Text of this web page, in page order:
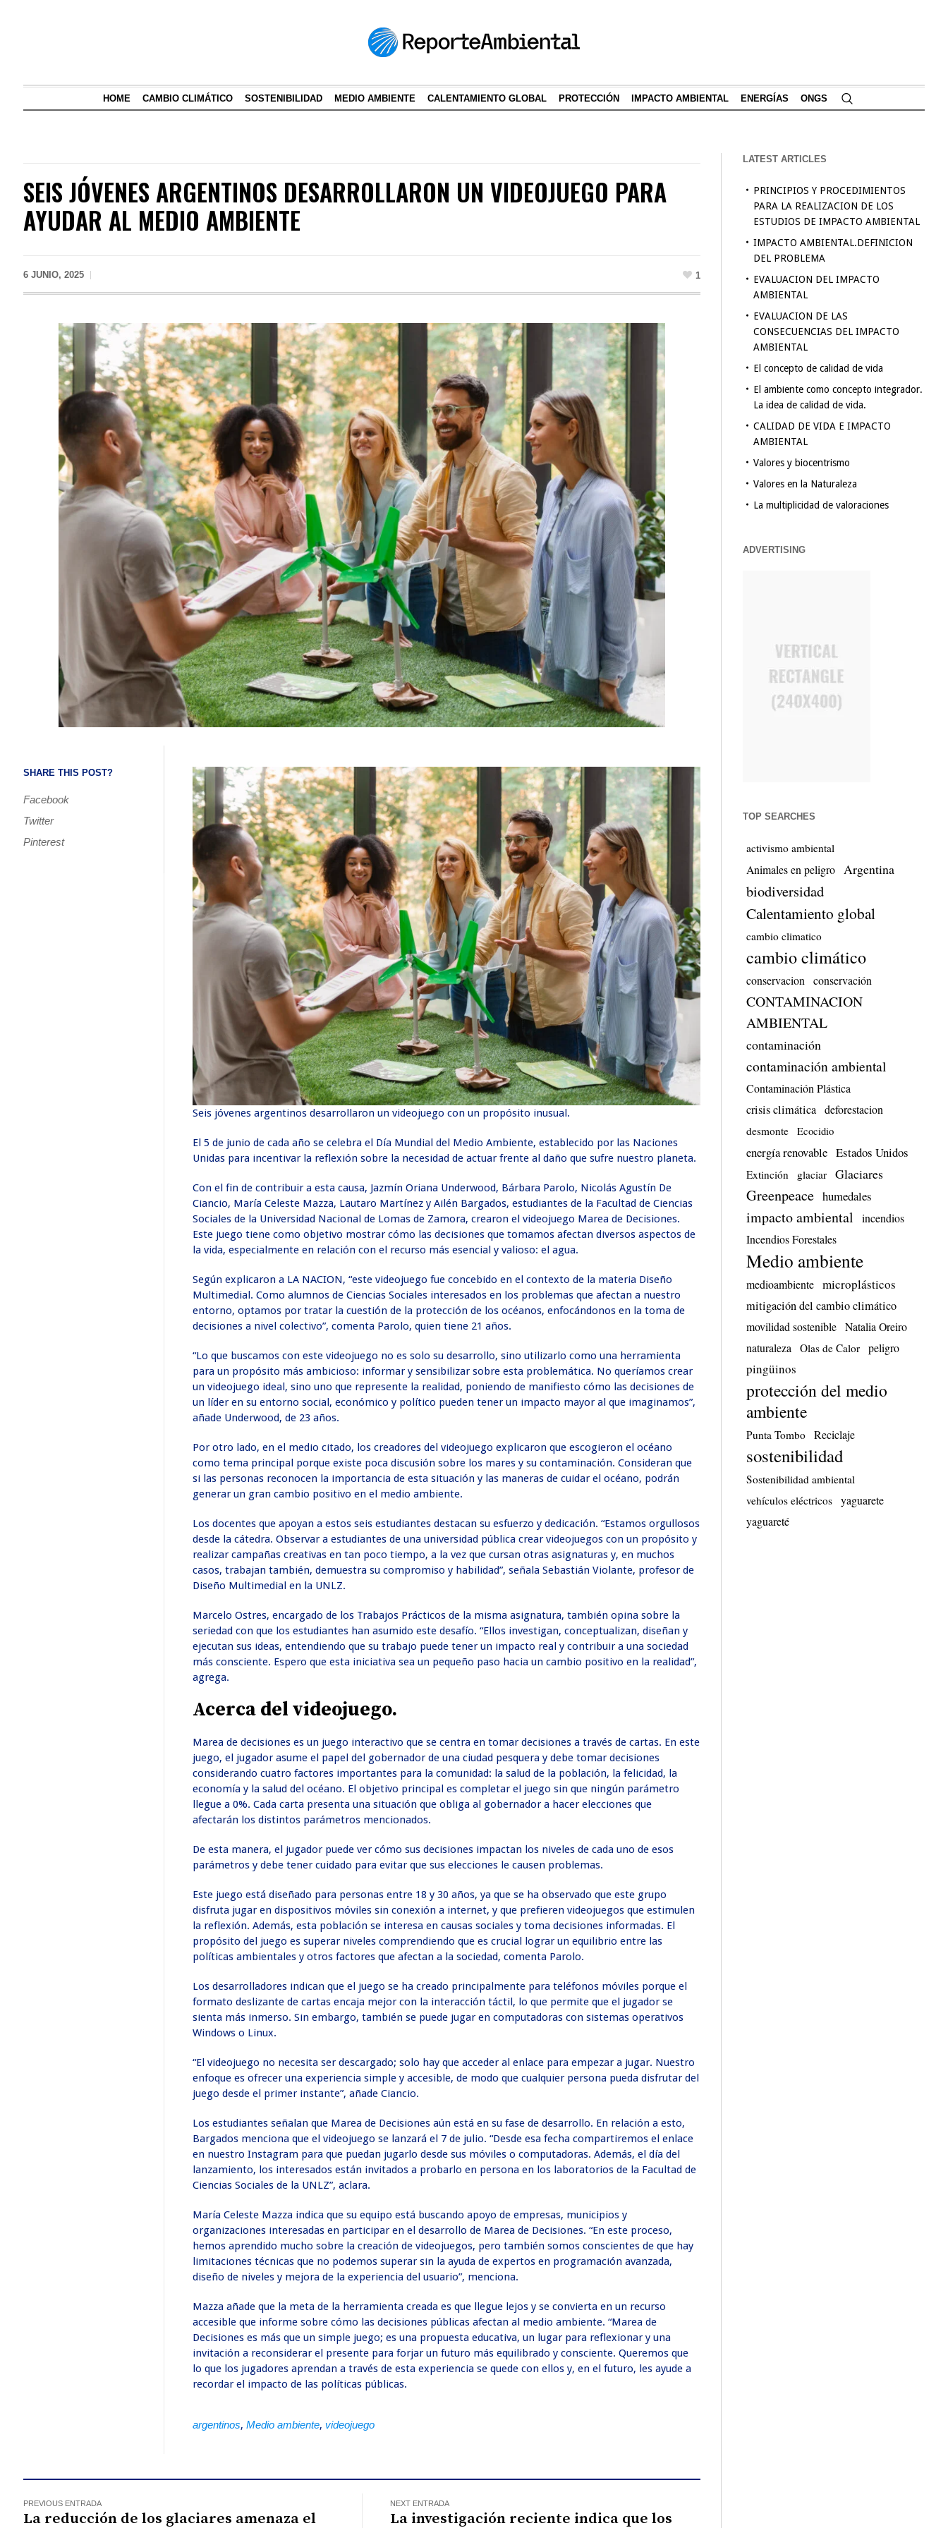
HOME CAMBIO CLIMÁTICO SOSTENIBILIDAD MEDIO AMBIENTE CALENTAMIENTO GLOBAL PROTECCIÓN IMPACTO AMBIENTAL ENERGÍAS ONGS
SEIS JÓVENES ARGENTINOS DESARROLLARON UN VIDEOJUEGO PARA
AYUDAR AL MEDIO AMBIENTE
6 JUNIO, 2025 1
SHARE THIS POST?
Facebook
Twitter
Pinterest
Seis jóvenes argentinos desarrollaron un videojuego con un propósito inusual.
El 5 de junio de cada año se celebra el Día Mundial del Medio Ambiente, establecido por las Naciones
Unidas para incentivar la reflexión sobre la necesidad de actuar frente al daño que sufre nuestro planeta.
Con el fin de contribuir a esta causa, Jazmín Oriana Underwood, Bárbara Parolo, Nicolás Agustín De
Ciancio, María Celeste Mazza, Lautaro Martínez y Ailén Bargados, estudiantes de la Facultad de Ciencias
Sociales de la Universidad Nacional de Lomas de Zamora, crearon el videojuego Marea de Decisiones.
Este juego tiene como objetivo mostrar cómo las decisiones que tomamos afectan diversos aspectos de
la vida, especialmente en relación con el recurso más esencial y valioso: el agua.
Según explicaron a LA NACION, “este videojuego fue concebido en el contexto de la materia Diseño
Multimedial. Como alumnos de Ciencias Sociales interesados en los problemas que afectan a nuestro
entorno, optamos por tratar la cuestión de la protección de los océanos, enfocándonos en la toma de
decisiones a nivel colectivo”, comenta Parolo, quien tiene 21 años.
“Lo que buscamos con este videojuego no es solo su desarrollo, sino utilizarlo como una herramienta
para un propósito más ambicioso: informar y sensibilizar sobre esta problemática. No queríamos crear
un videojuego ideal, sino uno que represente la realidad, poniendo de manifiesto cómo las decisiones de
un líder en su entorno social, económico y político pueden tener un impacto mayor al que imaginamos”,
añade Underwood, de 23 años.
Por otro lado, en el medio citado, los creadores del videojuego explicaron que escogieron el océano
como tema principal porque existe poca discusión sobre los mares y su contaminación. Consideran que
si las personas reconocen la importancia de esta situación y las maneras de cuidar el océano, podrán
generar un gran cambio positivo en el medio ambiente.
Los docentes que apoyan a estos seis estudiantes destacan su esfuerzo y dedicación. “Estamos orgullosos
desde la cátedra. Observar a estudiantes de una universidad pública crear videojuegos con un propósito y
realizar campañas creativas en tan poco tiempo, a la vez que cursan otras asignaturas y, en muchos
casos, trabajan también, demuestra su compromiso y habilidad”, señala Sebastián Violante, profesor de
Diseño Multimedial en la UNLZ.
Marcelo Ostres, encargado de los Trabajos Prácticos de la misma asignatura, también opina sobre la
seriedad con que los estudiantes han asumido este desafío. “Ellos investigan, conceptualizan, diseñan y
ejecutan sus ideas, entendiendo que su trabajo puede tener un impacto real y contribuir a una sociedad
más consciente. Espero que esta iniciativa sea un pequeño paso hacia un cambio positivo en la realidad”,
agrega.
Acerca del videojuego.
Marea de decisiones es un juego interactivo que se centra en tomar decisiones a través de cartas. En este
juego, el jugador asume el papel del gobernador de una ciudad pesquera y debe tomar decisiones
considerando cuatro factores importantes para la comunidad: la salud de la población, la felicidad, la
economía y la salud del océano. El objetivo principal es completar el juego sin que ningún parámetro
llegue a 0%. Cada carta presenta una situación que obliga al gobernador a hacer elecciones que
afectarán los distintos parámetros mencionados.
De esta manera, el jugador puede ver cómo sus decisiones impactan los niveles de cada uno de esos
parámetros y debe tener cuidado para evitar que sus elecciones le causen problemas.
Este juego está diseñado para personas entre 18 y 30 años, ya que se ha observado que este grupo
disfruta jugar en dispositivos móviles sin conexión a internet, y que prefieren videojuegos que estimulen
la reflexión. Además, esta población se interesa en causas sociales y toma decisiones informadas. El
propósito del juego es superar niveles comprendiendo que es crucial lograr un equilibrio entre las
políticas ambientales y otros factores que afectan a la sociedad, comenta Parolo.
Los desarrolladores indican que el juego se ha creado principalmente para teléfonos móviles porque el
formato deslizante de cartas encaja mejor con la interacción táctil, lo que permite que el jugador se
sienta más inmerso. Sin embargo, también se puede jugar en computadoras con sistemas operativos
Windows o Linux.
“El videojuego no necesita ser descargado; solo hay que acceder al enlace para empezar a jugar. Nuestro
enfoque es ofrecer una experiencia simple y accesible, de modo que cualquier persona pueda disfrutar del
juego desde el primer instante”, añade Ciancio.
Los estudiantes señalan que Marea de Decisiones aún está en su fase de desarrollo. En relación a esto,
Bargados menciona que el videojuego se lanzará el 7 de julio. “Desde esa fecha compartiremos el enlace
en nuestro Instagram para que puedan jugarlo desde sus móviles o computadoras. Además, el día del
lanzamiento, los interesados están invitados a probarlo en persona en los laboratorios de la Facultad de
Ciencias Sociales de la UNLZ”, aclara.
María Celeste Mazza indica que su equipo está buscando apoyo de empresas, municipios y
organizaciones interesadas en participar en el desarrollo de Marea de Decisiones. “En este proceso,
hemos aprendido mucho sobre la creación de videojuegos, pero también somos conscientes de que hay
limitaciones técnicas que no podemos superar sin la ayuda de expertos en programación avanzada,
diseño de niveles y mejora de la experiencia del usuario”, menciona.
Mazza añade que la meta de la herramienta creada es que llegue lejos y se convierta en un recurso
accesible que informe sobre cómo las decisiones públicas afectan al medio ambiente. “Marea de
Decisiones es más que un simple juego; es una propuesta educativa, un lugar para reflexionar y una
invitación a reconsiderar el presente para forjar un futuro más equilibrado y consciente. Queremos que
lo que los jugadores aprendan a través de esta experiencia se quede con ellos y, en el futuro, les ayude a
recordar el impacto de las políticas públicas.
argentinos,Medio ambiente, videojuego
PREVIOUS ENTRADA
La reducción de los glaciares amenaza el
NEXT ENTRADA
La investigación reciente indica que los
LATEST ARTICLES
PRINCIPIOS Y PROCEDIMIENTOS
PARA LA REALIZACION DE LOS
ESTUDIOS DE IMPACTO AMBIENTAL
IMPACTO AMBIENTAL.DEFINICION
DEL PROBLEMA
EVALUACION DEL IMPACTO
AMBIENTAL
EVALUACION DE LAS
CONSECUENCIAS DEL IMPACTO
AMBIENTAL
El concepto de calidad de vida
El ambiente como concepto integrador.
La idea de calidad de vida.
CALIDAD DE VIDA E IMPACTO
AMBIENTAL
Valores y biocentrismo
Valores en la Naturaleza
La multiplicidad de valoraciones
ADVERTISING
TOP SEARCHES
activismo ambiental
Animales en peligro Argentina
biodiversidad
Calentamiento global
cambio climatico
cambio climático
conservacion conservación
CONTAMINACION
AMBIENTAL
contaminación
contaminación ambiental
Contaminación Plástica
crisis climática deforestacion
desmonte Ecocidio
energía renovable Estados Unidos
Extinción glaciar Glaciares
Greenpeace humedales
impacto ambiental
incendios
Incendios Forestales
Medio ambiente
medioambiente microplásticos
mitigación del cambio climático
movilidad sostenible Natalia Oreiro
naturaleza
Olas de Calor peligro
pingüinos
protección del medio
ambiente
Punta Tombo Reciclaje
sostenibilidad
Sostenibilidad ambiental
vehículos eléctricos
yaguarete
yaguareté